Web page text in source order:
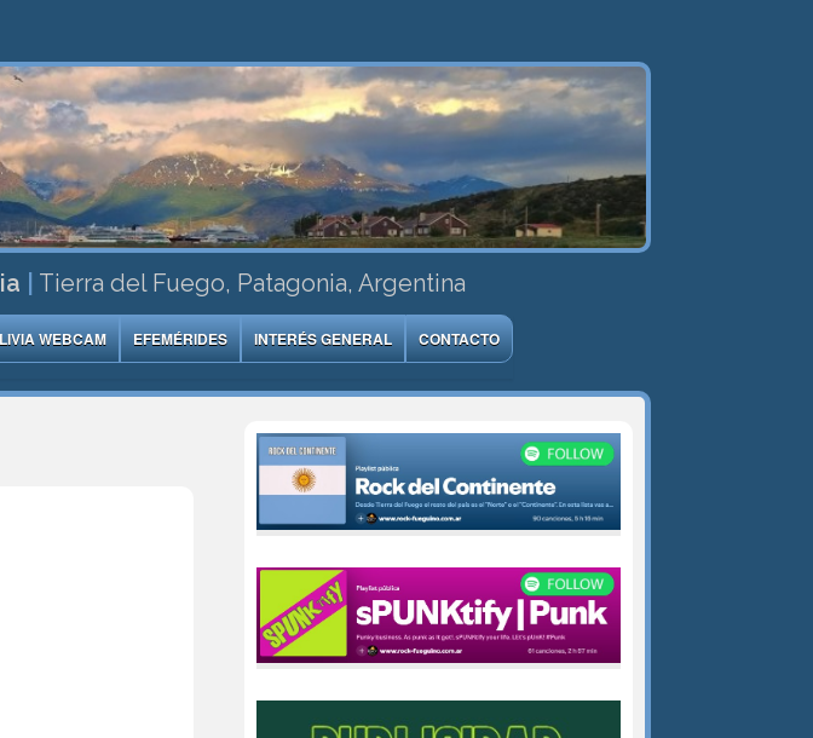
Tierra del Fuego, Patagonia, Argentina
WEBCAM EFEMÉRIDES INTERÉS GENERAL CONTACTO